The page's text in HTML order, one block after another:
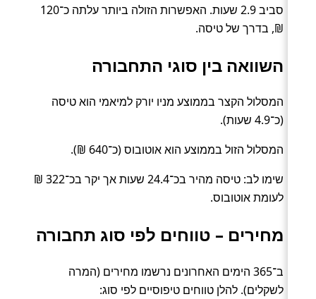
סביב 2.9 שעות. האפשרות הזולה ביותר עלתה כ־120
₪, בדרך של טיסה.
השוואה בין סוגי התחבורה
המסלול הקצר בממוצע מניו יורק למיאמי הוא טיסה
(כ־4.9 שעות).
המסלול הזול בממוצע הוא אוטובוס (כ־640 ₪).
שימו לב: טיסה מהיר בכ־24.4 שעות אך יקר בכ־322 ₪
לעומת אוטובוס.
מחירים – טווחים לפי סוג תחבורה
ב־365 הימים האחרונים נרשמו מחירים (המרה
לשקלים). להלן טווחים טיפוסיים לפי סוג: